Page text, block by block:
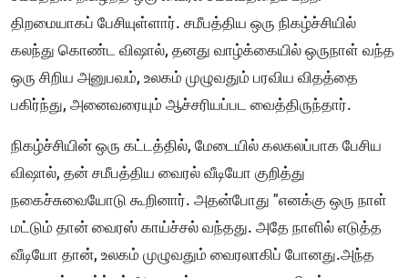
திறமையாகப் பேசியுள்ளார். சமீபத்திய ஒரு நிகழ்ச்சியில்
கலந்து கொண்ட விஷால், தனது வாழ்க்கையில் ஒருநாள் வந்த
ஒரு சிறிய அனுபவம், உலகம் முழுவதும் பரவிய விதத்தை
பகிர்ந்து, அனைவரையும் ஆச்சரியப்பட வைத்திருந்தார்.
நிகழ்ச்சியின் ஒரு கட்டத்தில், மேடையில் கலகலப்பாக பேசிய
விஷால், தன் சமீபத்திய வைரல் வீடியோ குறித்து
நகைச்சுவையோடு கூறினார். அதன்போது "எனக்கு ஒரு நாள்
மட்டும் தான் வைரஸ் காய்ச்சல் வந்தது. அதே நாளில் எடுத்த
வீடியோ தான், உலகம் முழுவதும் வைரலாகிப் போனது.அந்த